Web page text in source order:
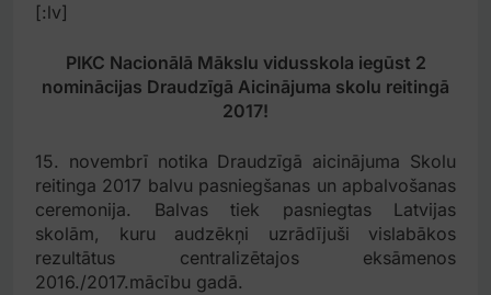
[:lv]
PIKC Nacionālā Mākslu vidusskola iegūst 2
nominācijas Draudzīgā Aicinājuma skolu reitingā
2017!
15. novembrī notika Draudzīgā aicinājuma Skolu
reitinga 2017 balvu pasniegšanas un apbalvošanas
ceremonija. Balvas tiek pasniegtas Latvijas
skolām, kuru audzēkņi uzrādījuši vislabākos
rezultātus centralizētajos eksāmenos
2016./2017.mācību gadā.